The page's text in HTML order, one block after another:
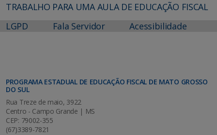
TRABALHO PARA UMA AULA DE EDUCAÇÃO FISCAL
LGPD
Fala Servidor Acessibilidade
PROGRAMA ESTADUAL DE EDUCAÇÃO FISCAL DE MATO GROSSO
DO SUL
Rua Treze de maio, 3922
Centro - Campo Grande | MS
CEP: 79002-355
(67)3389-7821